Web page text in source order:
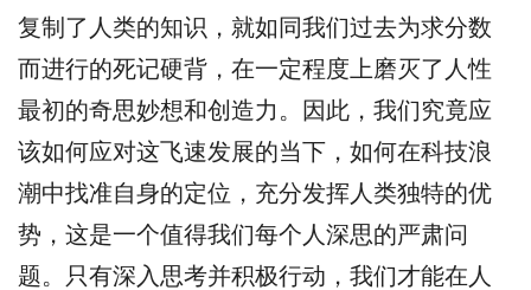
复制了人类的知识，就如同我们过去为求分数
而进行的死记硬背，在一定程度上磨灭了人性
最初的奇思妙想和创造力。因此，我们究竟应
该如何应对这飞速发展的当下，如何在科技浪
潮中找准自身的定位，充分发挥人类独特的优
势，这是一个值得我们每个人深思的严肃问
题。只有深入思考并积极行动，我们才能在人